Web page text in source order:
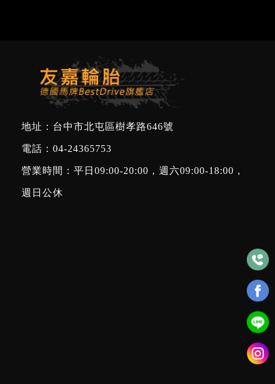
地址：台中市北屯區樹孝路646號
電話： 04-24365753
營業時間：平日09:00-20:00，週六09:00-18:00，
週日公休